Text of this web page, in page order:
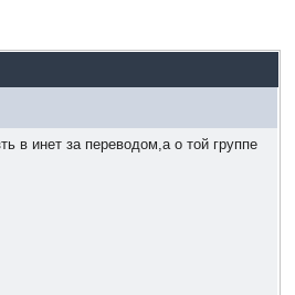
в инет за переводом,а о той группе